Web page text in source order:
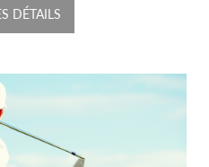
DÉTAILS